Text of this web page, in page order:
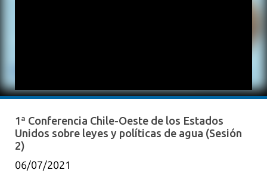
1ª Conferencia Chile-Oeste de los Estados
Unidos sobre leyes y políticas de agua (Sesión
2)
06/07/2021